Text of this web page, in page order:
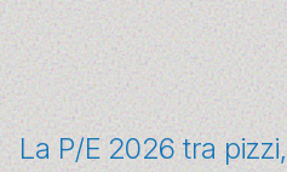
La P/E 2026 tra